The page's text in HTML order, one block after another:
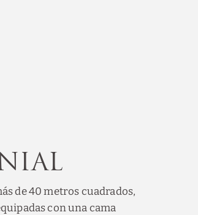
de 40 metros cuadrados,
con una cama